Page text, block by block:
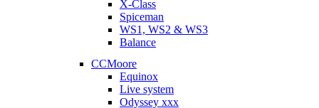
X-Class
Spiceman
WS1, WS2 & WS3
Balance
CCMoore
Equinox
Live system
Odyssey xxx